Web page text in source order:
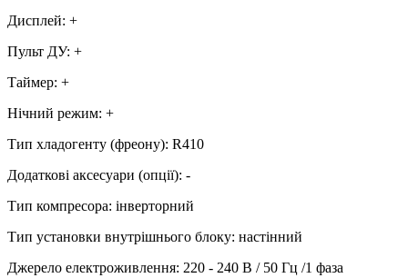
Дисплей: +
Пульт ДУ: +
Таймер: +
Нічний режим: +
Тип хладогенту (фреону): R410
Додаткові аксесуари (опції): -
Тип компресора: інверторний
Тип установки внутрішнього блоку: настінний
Джерело електроживлення: 220 - 240 В / 50 Гц /1 фаза